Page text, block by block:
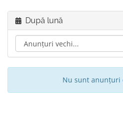
După lună
Nu sunt anunțuri